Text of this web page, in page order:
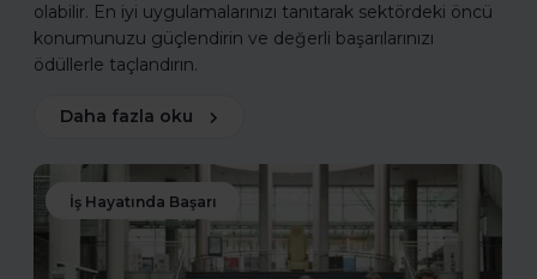
olabilir. En iyi uygulamalarınızı tanıtarak sektördeki öncü
konumunuzu güçlendirin ve değerli başarılarınızı
ödüllerle taçlandırın.
Daha fazla oku
İş Hayatında Başarı